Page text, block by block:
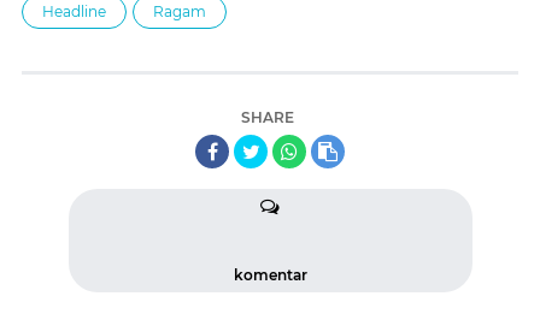
Headline Ragam
SHARE
komentar